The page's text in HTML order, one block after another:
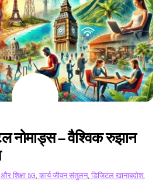
नोमाड्स – वैश्विक रुझान
शिक्षा 5G,कार्य-जीवन संतुलन,डिजिटल खानाबदोश,